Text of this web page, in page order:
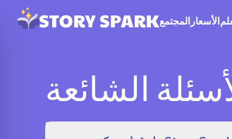
المجتمع الأسعار
الشائعة